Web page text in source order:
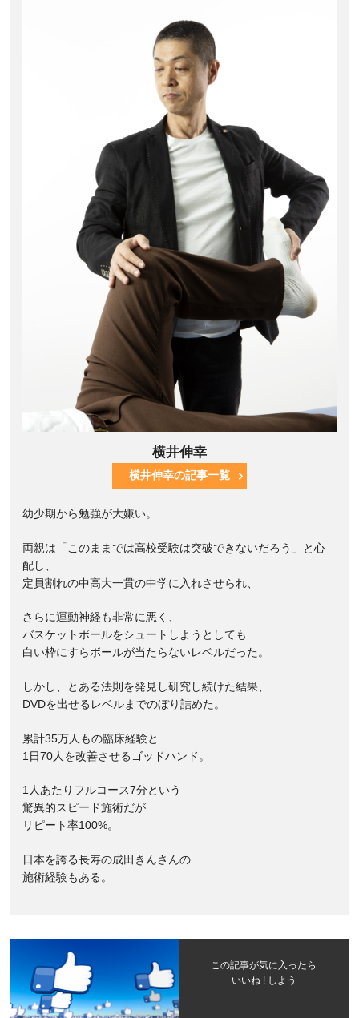
横井伸幸
横井伸幸の記事一覧
幼少期から勉強が大嫌い。
両親は「このままでは高校受験は突破できないだろう」と心
配し、
定員割れの中高大一貫の中学に入れさせられ、
さらに運動神経も非常に悪く、
バスケットボールをシュートしようとしても
白い枠にすらボールが当たらないレベルだった。
しかし、とある法則を発見し研究し続けた結果、
DVDを出せるレベルまでのぼり詰めた。
累計35万人もの臨床経験と
1日70人を改善させるゴッドハンド。
1人あたりフルコース7分という
驚異的スピード施術だが
リピート率100%。
日本を誇る長寿の成田きんさんの
施術経験もある。
この記事が気に入ったら
いいね ! しよう